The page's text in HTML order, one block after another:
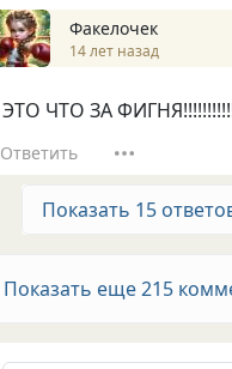
Факелочек
14 лет назад
ЭТО ЧТО ЗА
Ответить
Показать 15
Показать еще 215